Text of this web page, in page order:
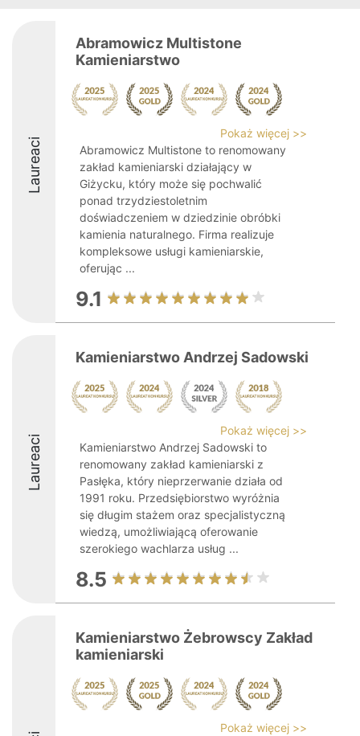
Laureaci
Abramowicz Multistone
Kamieniarstwo
Pokaż więcej >>
Abramowicz Multistone to renomowany
zakład kamieniarski działający w
Giżycku, który może się pochwalić
ponad trzydziestoletnim
doświadczeniem w dziedzinie obróbki
kamienia naturalnego. Firma realizuje
kompleksowe usługi kamieniarskie,
oferując ...
9.1
Laureaci
Kamieniarstwo Andrzej Sadowski
Pokaż więcej >>
Kamieniarstwo Andrzej Sadowski to
renomowany zakład kamieniarski z
Pasłęka, który nieprzerwanie działa od
1991 roku. Przedsiębiorstwo wyróżnia
się długim stażem oraz specjalistyczną
wiedzą, umożliwiającą oferowanie
szerokiego wachlarza usług ...
8.5
Kamieniarstwo Żebrowscy Zakład
kamieniarski
Pokaż więcej >>